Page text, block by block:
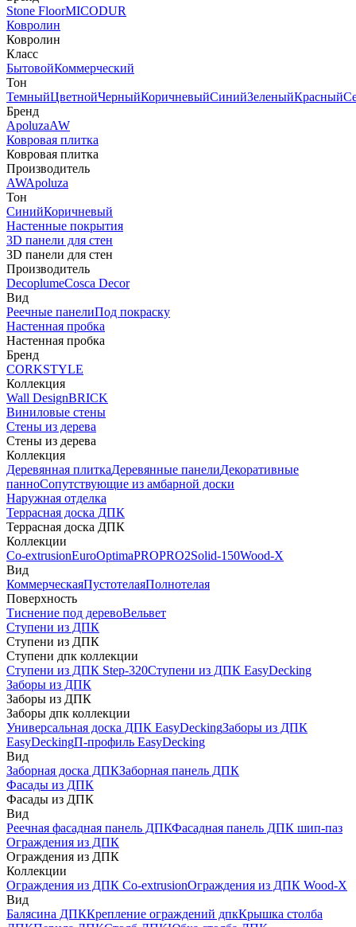
Stone FloorMICODUR
Ковролин
Ковролин
Класс
БытовойКоммерческий
Тон
ТемныйЦветнойЧерныйКоричневыйСинийЗеленыйКрасный
Бренд
ApoluzaAW
Ковровая плитка
Ковровая плитка
Производитель
AWApoluza
Тон
СинийКоричневый
Настенные покрытия
3D панели для стен
3D панели для стен
Производитель
DecoplumeCosca Decor
Вид
Реечные панелиПод покраску
Настенная пробка
Настенная пробка
Бренд
CORKSTYLE
Коллекция
Wall DesignBRICK
Виниловые стены
Стены из дерева
Стены из дерева
Коллекция
Деревянная плиткаДеревянные панелиДекоративные
панноСопутствующие из амбарной доски
Наружная отделка
Террасная доска ДПК
Террасная доска ДПК
Коллекции
Co-extrusionEuroOptimaPROPRO2Solid-150Wood-X
Вид
КоммерческаяПустотелаяПолнотелая
Поверхность
Тиснение под деревоВельвет
Ступени из ДПК
Ступени из ДПК
Ступени дпк коллекции
Ступени из ДПК Step-320Ступени из ДПК EasyDecking
Заборы из ДПК
Заборы из ДПК
Заборы дпк коллекции
Универсальная доска ДПК EasyDeckingЗаборы из ДПК
EasyDeckingП-профиль EasyDecking
Вид
Заборная доска ДПКЗаборная панель ДПК
Фасады из ДПК
Фасады из ДПК
Вид
Реечная фасадная панель ДПКФасадная панель ДПК шип-паз
Ограждения из ДПК
Ограждения из ДПК
Коллекции
Ограждения из ДПК Co-extrusionОграждения из ДПК Wood-X
Вид
Балясина ДПККрепление ограждений дпкКрышка столба